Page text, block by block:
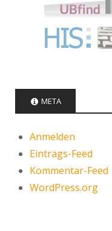
META
Anmelden
Eintrags-Feed
Kommentar-Feed
WordPress.org